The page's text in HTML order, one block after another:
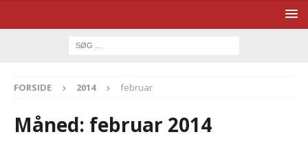
FORSIDE 2014 februar
Måned: februar 2014